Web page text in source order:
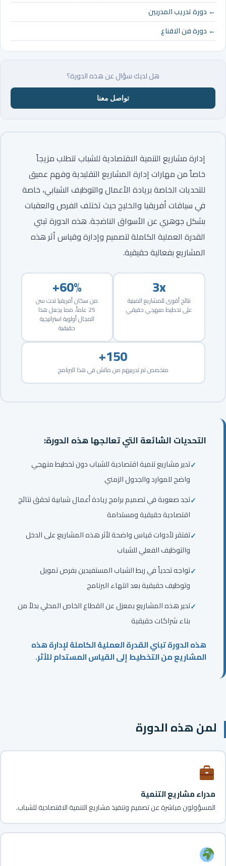
← دورة تدريب المدربين
← دورة فن الاقناع
هل لديك سؤال عن هذه الدورة؟
تواصل معنا
إدارة مشاريع التنمية الاقتصادية للشباب تتطلب مزيجاً
خاصاً من مهارات إدارة المشاريع التقليدية وفهم عميق
للتحديات الخاصة بريادة الأعمال والتوظيف الشبابي، خاصة
في سياقات أفريقيا والخليج حيث تختلف الفرص والعقبات
بشكل جوهري عن الأسواق الناضجة. هذه الدورة تبني
القدرة العملية الكاملة لتصميم وإدارة وقياس أثر هذه
المشاريع بفعالية حقيقية.
60%+
من سكان أفريقيا تحت سن
25 عاماً، مما يجعل هذا
المجال أولوية استراتيجية
حقيقية
3x
نتائج أقوى للمشاريع المبنية
على تخطيط منهجي حقيقي
150+
متخصص تم تدريبهم من ماتش في هذا البرنامج
التحديات الشائعة التي تعالجها هذه الدورة:
تدير مشاريع تنمية اقتصادية للشباب دون تخطيط منهجي
واضح للموارد والجدول الزمني
تجد صعوبة في تصميم برامج ريادة أعمال شبابية تحقق نتائج
اقتصادية حقيقية ومستدامة
تفتقر لأدوات قياس واضحة لأثر هذه المشاريع على الدخل
والتوظيف الفعلي للشباب
تواجه تحدياً في ربط الشباب المستفيدين بفرص تمويل
وتوظيف حقيقية بعد انتهاء البرنامج
تدير هذه المشاريع بمعزل عن القطاع الخاص المحلي بدلاً من
بناء شراكات حقيقية
هذه الدورة تبني القدرة العملية الكاملة لإدارة هذه
المشاريع من التخطيط إلى القياس المستدام للأثر.
لمن هذه الدورة
مدراء مشاريع التنمية
المسؤولون مباشرة عن تصميم وتنفيذ مشاريع التنمية الاقتصادية للشباب.